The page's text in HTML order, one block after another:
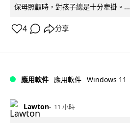
保母照顧時，對孩子總是十分牽掛。...
4 分享
應用軟件 應用軟件 Windows 11
Lawton 11 小時